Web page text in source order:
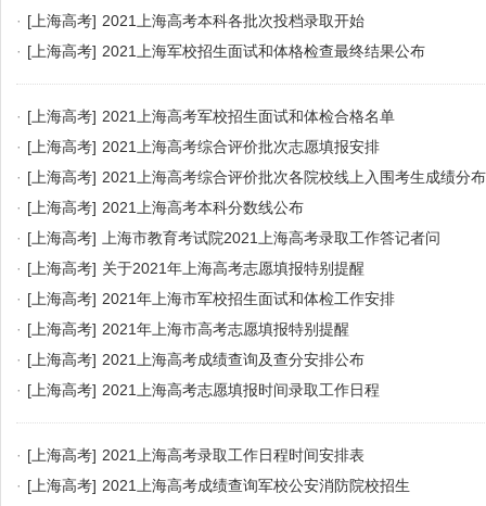
· [上海高考] 2021上海高考本科各批次投档录取开始
· [上海高考] 2021上海军校招生面试和体格检查最终结果公布
· [上海高考] 2021上海高考军校招生面试和体检合格名单
· [上海高考] 2021上海高考综合评价批次志愿填报安排
· [上海高考] 2021上海高考综合评价批次各院校线上入围考生成绩分
· [上海高考] 2021上海高考本科分数线公布
· [上海高考]
上海市教育考试院2021上海高考录取工作答记者问
· [上海高考] 关于2021年上海高考志愿填报特别提醒
· [上海高考] 2021年上海市军校招生面试和体检工作安排
· [上海高考] 2021年上海市高考志愿填报特别提醒
· [上海高考] 2021上海高考成绩查询及查分安排公布
· [上海高考] 2021上海高考志愿填报时间录取工作日程
· [上海高考] 2021上海高考录取工作日程时间安排表
· [上海高考] 2021上海高考成绩查询军校公安消防院校招生